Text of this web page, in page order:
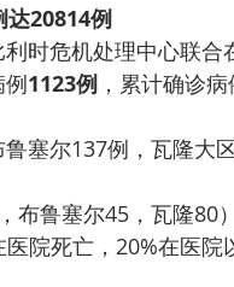
达20814例
1123例 ，累计确诊
院死亡，20%在医院